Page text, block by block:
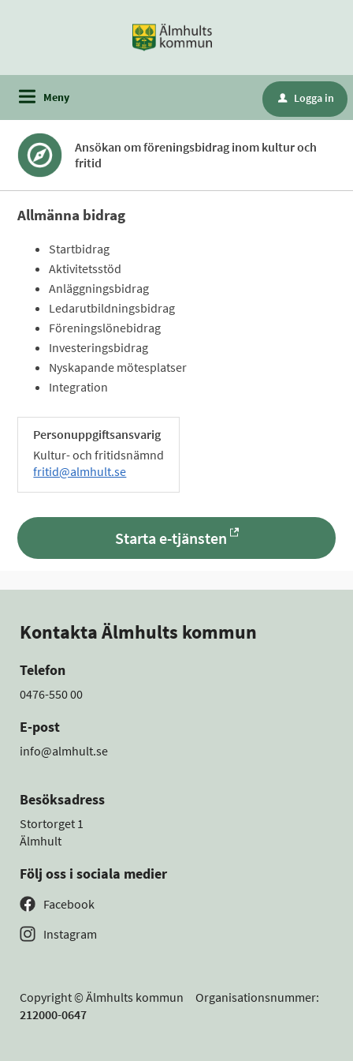
Meny u Logga in
Ansökan om föreningsbidrag inom kultur och
fritid
Allmänna bidrag
Startbidrag
Aktivitetsstöd
Anläggningsbidrag
Ledarutbildningsbidrag
Föreningslönebidrag
Investeringsbidrag
Nyskapande mötesplatser
Integration
Personuppgiftsansvarig
Kultur- och fritidsnämnd
fritid@almhult.se
Starta e-tjänsten
Kontakta Älmhults kommun
Telefon
0476-550 00
E-post
info@almhult.se
Besöksadress
Stortorget 1
Älmhult
Följ oss i sociala medier
Facebook
Instagram
Copyright © Älmhults kommun Organisationsnummer:
212000-0647